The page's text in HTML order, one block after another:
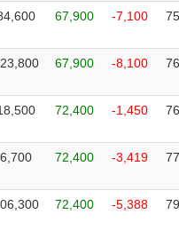
67,900 -7,100
67,900 -8,100
72,400 -1,450
6,700 72,400 -3,419
72,400 -5,388
liên quan Cổ đông lớn